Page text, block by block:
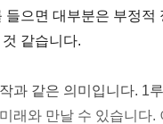
들으면 대부분은 부정
같습니다.
과 같은 의미입니다. 1
래와 만날 수 있습니다